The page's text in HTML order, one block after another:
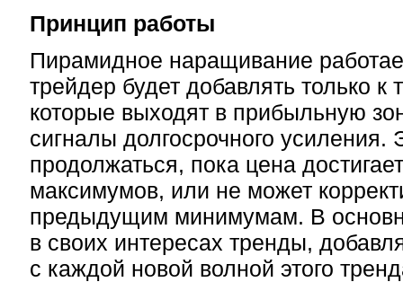
Принцип работы
Пирамидное наращивание
трейдер будет добавлять только к
которые выходят в прибыльную
сигналы долгосрочного усиления.
продолжаться, пока цена
максимумов, или не может
предыдущим минимумам. В
в своих интересах тренды,
с каждой новой волной этого